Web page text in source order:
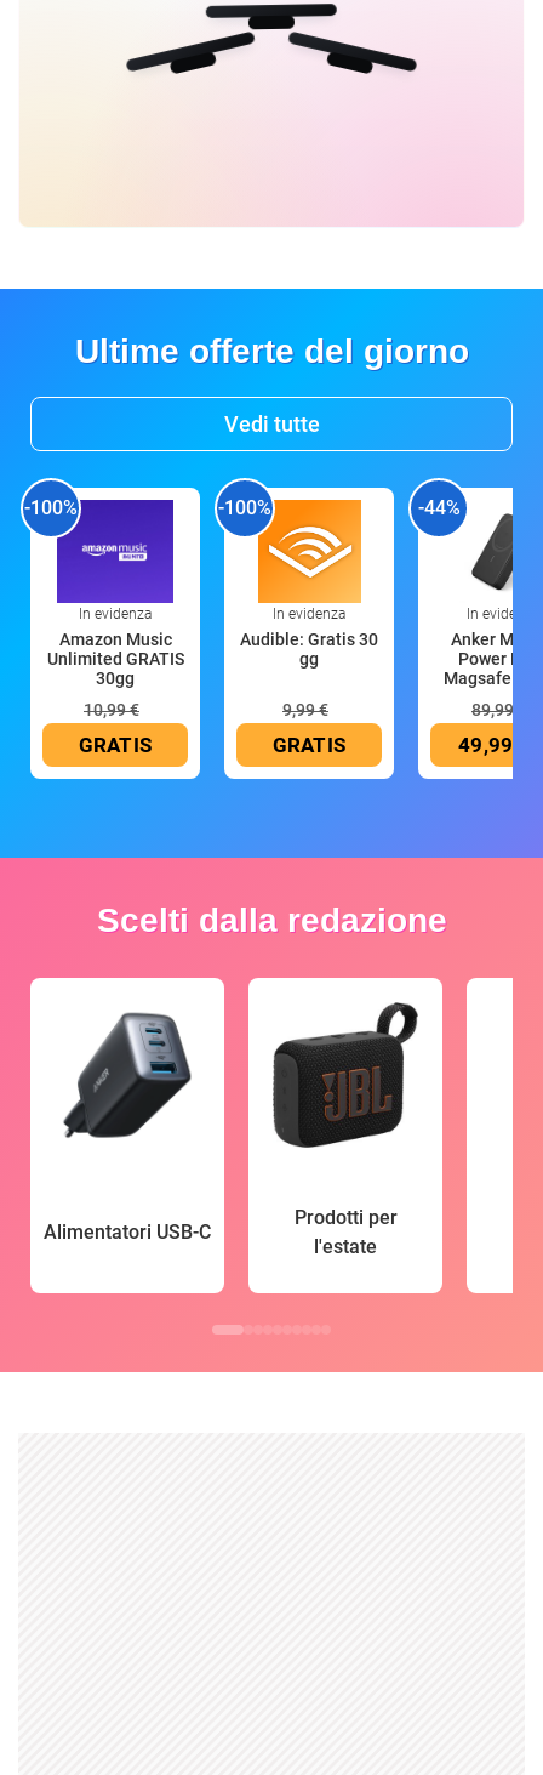
Ultime offerte del giorno
Vedi tutte
-100%
In evidenza
Amazon Music
Unlimited GRATIS
30gg
10,99 €
GRATIS
-100%
In evidenza
Audible: Gratis 30
gg
9,99 €
GRATIS
-44%
In evidenza
Anker
Power
Magsafe
89,99 €
49,99 €
Scelti dalla redazione
Alimentatori USB-C
Prodotti per
l'estate